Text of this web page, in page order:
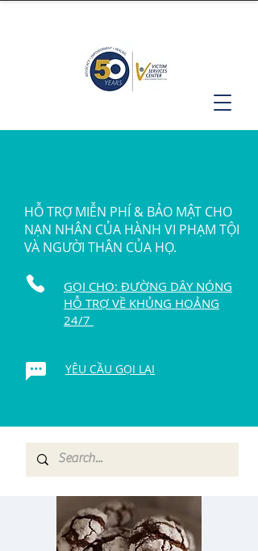
HỖ TRỢ MIỄN PHÍ & BẢO MẬT CHO
NẠN NHÂN CỦA HÀNH VI PHẠM TỘI
VÀ NGƯỜI THÂN CỦA HỌ.
GỌI CHO: ĐƯỜNG DÂY NÓNG
HỖ TRỢ VỀ KHỦNG HOẢNG
24/7
YÊU CẦU GỌI LẠI